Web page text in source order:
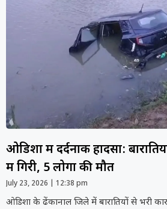
ओडिशा में दर्दनाक हादसा:
में गिरी, 5 लोगों की मौत
July 23, 2026 12:38 pm
ओडिशा के ढेंकानाल जिले में बारातियों से भरी